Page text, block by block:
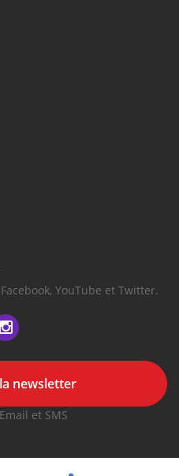
YouTube et Twitter.
newsletter
et SMS